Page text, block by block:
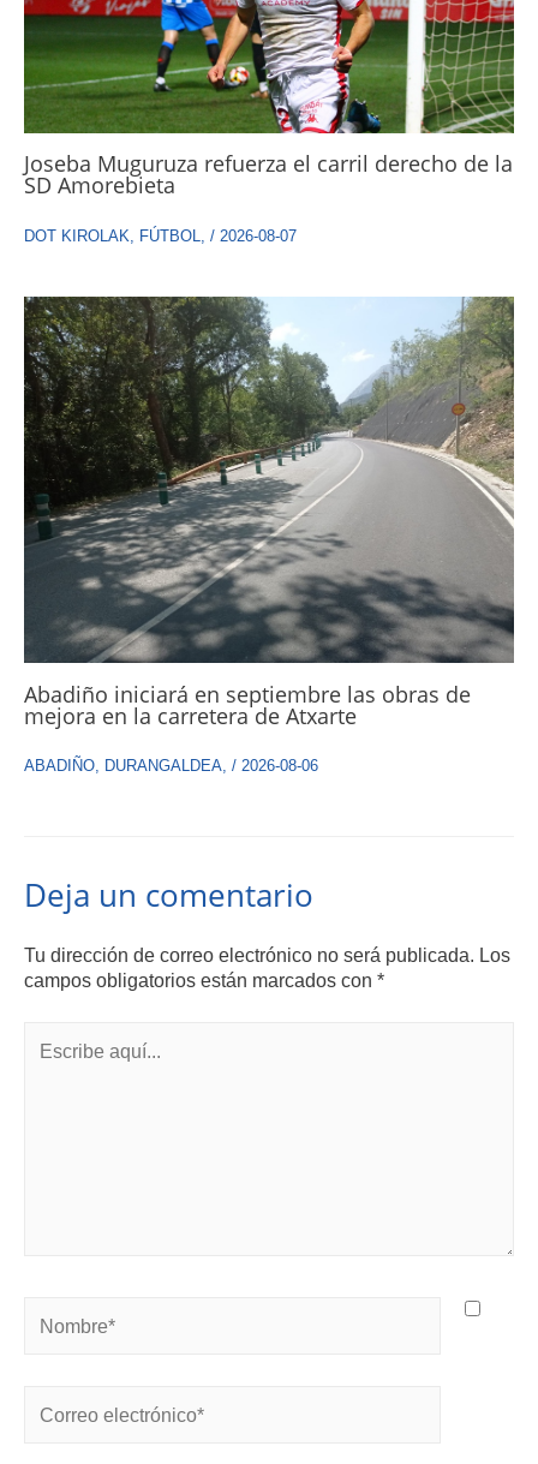
Joseba Muguruza refuerza el carril derecho de la
SD Amorebieta
DOT KIROLAK FÚTBOL / 2026-08-07
Abadiño iniciará en septiembre las obras de
mejora en la carretera de Atxarte
ABADIÑO, DURANGALDEA, / 2026-08-06
Deja un comentario
Tu dirección de correo electrónico no será publicada. Los
campos obligatorios están marcados con *